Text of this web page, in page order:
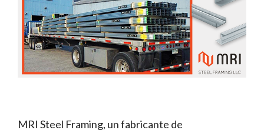
MRI Steel Framing, un fabricante de